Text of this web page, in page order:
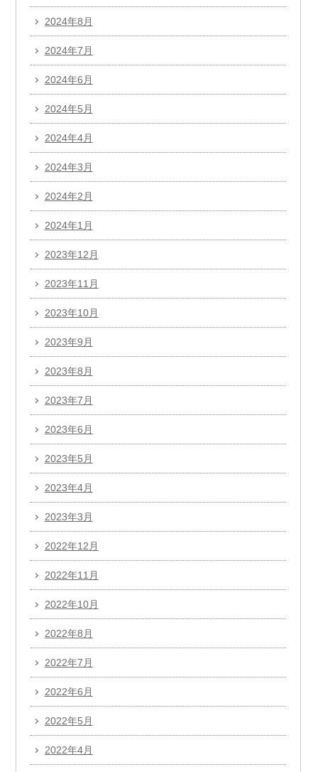
2024年8月
2024年7月
2024年6月
2024年5月
2024年4月
2024年3月
2024年2月
2024年1月
2023年12月
2023年11月
2023年10月
2023年9月
2023年8月
2023年7月
2023年6月
2023年5月
2023年4月
2023年3月
2022年12月
2022年11月
2022年10月
2022年8月
2022年7月
2022年6月
2022年5月
2022年4月